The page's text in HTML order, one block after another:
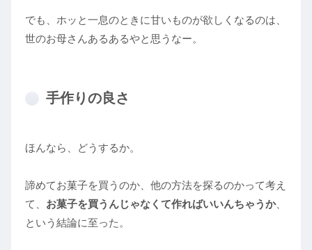
でも、ホッと一息のときに甘いものが欲しくなるのは、
世のお母さんあるあるやと思うなー。
手作りの良さ
ほんなら、どうするか。
諦めてお菓子を買うのか、他の方法を探るのかって考え
て、 お菓子を買うんじゃなくて作ればいいんちゃうか、
という結論に至った。